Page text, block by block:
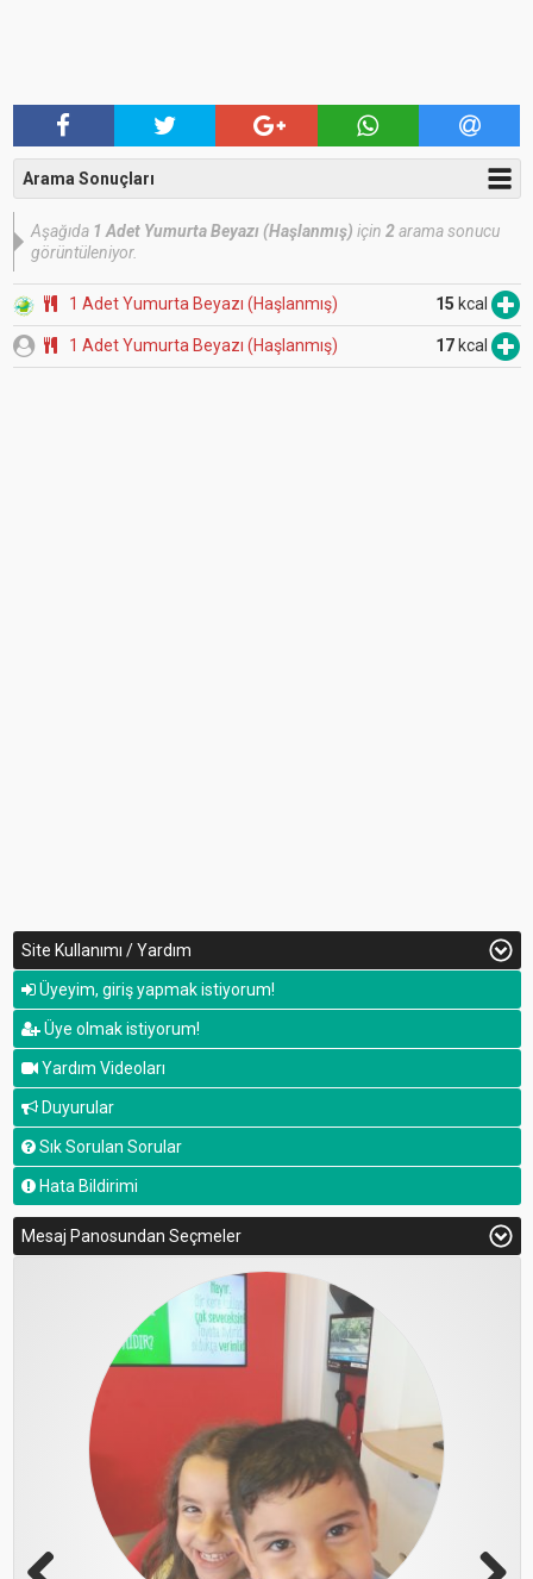
Arama Sonuçları
Aşağıda 1 Adet Yumurta Beyazı (Haşlanmış) için 2arama sonucu
görüntüleniyor.
1 Adet Yumurta Beyazı (Haşlanmış) 15 kcal
1 Adet Yumurta Beyazı (Haşlanmış) 17 kcal
Site Kullanımı / Yardım
Üyeyim, giriş yapmak istiyorum!
Üye olmak istiyorum!
Yardım Videoları
Duyurular
Sık Sorulan Sorular
Hata Bildirimi
Mesaj Panosundan Seçmeler